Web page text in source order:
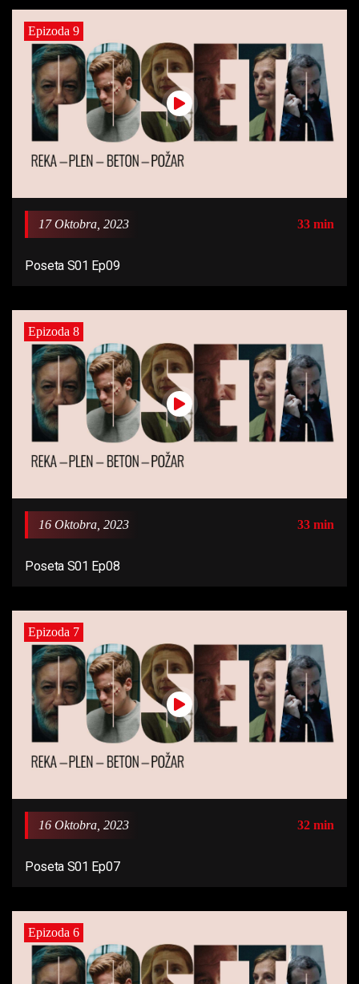
Epizoda 9
17 Oktobra, 2023 33 min
Poseta S01 Ep09
Epizoda 8
16 Oktobra, 2023 33 min
Poseta S01 Ep08
Epizoda 7
16 Oktobra, 2023 32 min
Poseta S01 Ep07
Epizoda 6